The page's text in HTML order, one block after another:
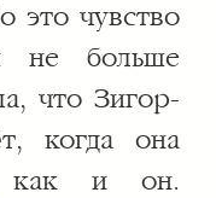
это чувство
не больше
что Зигор-
когда она
как и он.